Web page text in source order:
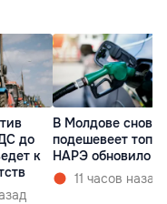
до
к
В Молдове снова
подешевеет
НАРЭ обновило
11 часов назад